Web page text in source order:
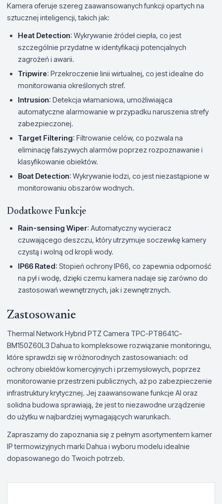
Kamera oferuje szereg zaawansowanych funkcji opartych na
sztucznej inteligencji, takich jak:
Heat Detection: Wykrywanie źródeł ciepła, co jest
szczególnie przydatne w identyfikacji potencjalnych
zagrożeń i awarii.
Tripwire: Przekroczenie linii wirtualnej, co jest idealne do
monitorowania określonych stref.
Intrusion: Detekcja włamaniowa, umożliwiająca
automatyczne alarmowanie w przypadku naruszenia strefy
zabezpieczonej.
Target Filtering: Filtrowanie celów, co pozwala na
eliminację fałszywych alarmów poprzez rozpoznawanie i
klasyfikowanie obiektów.
Boat Detection: Wykrywanie łodzi, co jest niezastąpione w
monitorowaniu obszarów wodnych.
Dodatkowe Funkcje
Rain-sensing Wiper: Automatyczny wycieracz
czuwającego deszczu, który utrzymuje soczewkę kamery
czystą i wolną od kropli wody.
IP66 Rated: Stopień ochrony IP66, co zapewnia odporność
na pył i wodę, dzięki czemu kamera nadaje się zarówno do
zastosowań wewnętrznych, jak i zewnętrznych.
Zastosowanie
Thermal Network Hybrid PTZ Camera TPC-PT8641C-
BM150Z60L3 Dahua to kompleksowe rozwiązanie monitoringu,
które sprawdzi się w różnorodnych zastosowaniach: od
ochrony obiektów komercyjnych i przemysłowych, poprzez
monitorowanie przestrzeni publicznych, aż po zabezpieczenie
infrastruktury krytycznej. Jej zaawansowane funkcje AI oraz
solidna budowa sprawiają, że jest to niezawodne urządzenie
do użytku w najbardziej wymagających warunkach.
Zapraszamy do zapoznania się z pełnym asortymentem kamer
IP termowizyjnych marki Dahua i wyboru modelu idealnie
dopasowanego do Twoich potrzeb.